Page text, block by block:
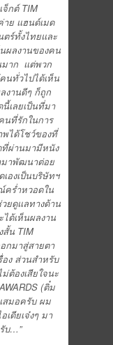
จ็กต์ TIM
าย แฮนด์เมด
ร์ทั้งไทยและ
ผลงานของคน
มาก แต่พวก
นทั่วไปได้เห็น
งานดีๆ ก็ถูก
เลยเป็นที่มา
นที่รักในการ
ได้โชว์ของที่
ที่ผ่านมามีหนัง
มาพัฒนาต่อย
องเป็นบริษัทฯ
คร่ำหวอดใน
ยดูแลทางด้าน
ด้เห็นผลงาน
น TIM
กมาสู่สายตา
อง ส่วนสำหรับ
ต้องเสียใจนะ
(ติ๋ม
สมอครับ ผม
ดียเจ๋งๆ มา
บ…”